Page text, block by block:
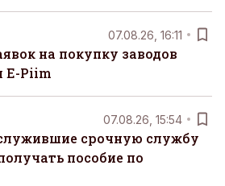
07.08.26, 16:11
на покупку заводов
E-Piim
07.08.26, 15:54
срочную службу
пособие по